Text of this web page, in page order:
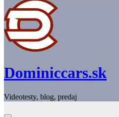
Dominiccars.sk
Videotesty, blog, predaj